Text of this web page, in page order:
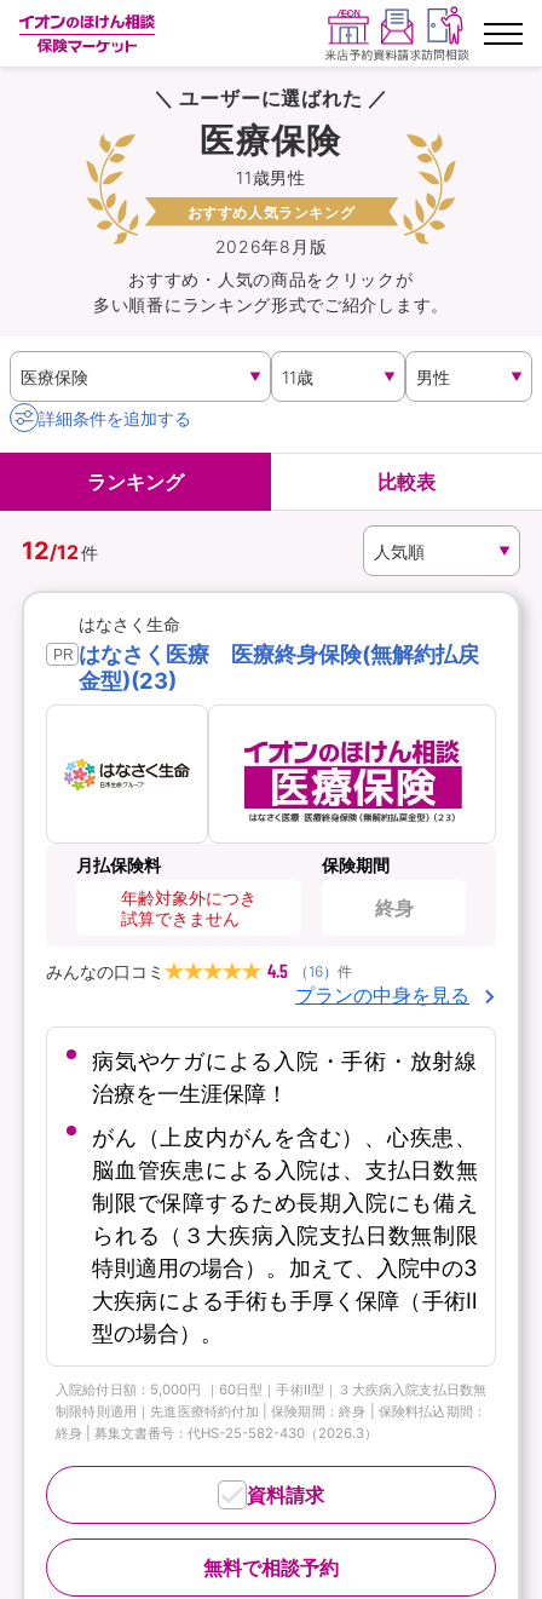
ランキングから探す
保険を比較する
保険会社から探す
イオンカード会員さま専用保険
キャンペーン一覧
イオングループ従業員さま向け
イオンカード会員さま専用保険
＼ ユーザーに選ばれた ／
2026年8月版
11歳男性
医療保険
おすすめ人気ランキング
おすすめ・人気の商品をクリックが
多い順番にランキング形式でご紹介します。
詳細条件を追加する
ランキング 比較表
12/12件
PR
はなさく生命
はなさく医療 医療終身保険(無解約払戻
金型)(23)
月払保険料
年齢対象外につき
試算できません
保険期間
終身
みんなの口コミ 4.5 （ 16） 件
プランの中身を見る
病気やケガによる入院・手術・放射線
治療を一生涯保障！
がん（上皮内がんを含む）、心疾患、
脳血管疾患による入院は、支払日数無
制限で保障するため長期入院にも備え
られる（３大疾病入院支払日数無制限
特則適用の場合）。加えて、入院中の3
大疾病による手術も手厚く保障（手術Ⅱ
型の場合）。
入院給付日額：5,000円 ｜60日型｜手術Ⅱ型｜３大疾病入院支払日数無
制限特則適用｜先進医療特約付加 | 保険期間：終身 | 保険料払込期間：
終身 | 募集文書番号：代HS-25-582-430（2026.3）
無料で相談予約
資料請求